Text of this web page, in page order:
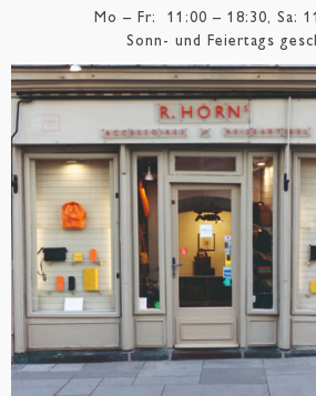
Mo – Fr: 11:00 – 18:30, Sa:
Sonn- und Feiertags